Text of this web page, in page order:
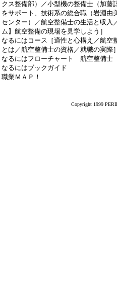
クス整備部）／小型機の整備士（加藤
をサポート、技術系の総合職（岩淵由
センター）／航空整備士の生活と収入
ム】航空整備の現場を見学しよう］
なるにはコース［適性と心構え／航空
とは／航空整備士の資格／就職の実際
なるにはフローチャート 航空整備士
なるにはブックガイド
職業ＭＡＰ！
Copyright 1999